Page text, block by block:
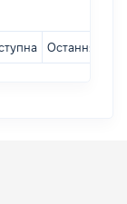
Остання